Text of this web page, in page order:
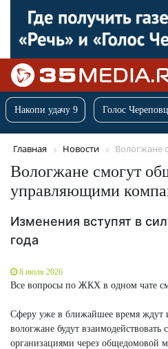
Накопи удачу 9 Голос
Главная Новости Вологжане
Вологжане смогут
управляющими
Изменения вступят в
года
8 июля 2026
Все вопросы по ЖКХ в одном чате
Сферу уже в ближайшее время ждут
вологжане будут
организациями через общедомовой